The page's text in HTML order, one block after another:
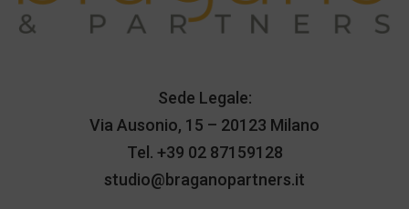
Sede Legale:
Via Ausonio, 15 – 20123 Milano
Tel. +39 02 87159128
studio@braganopartners.it